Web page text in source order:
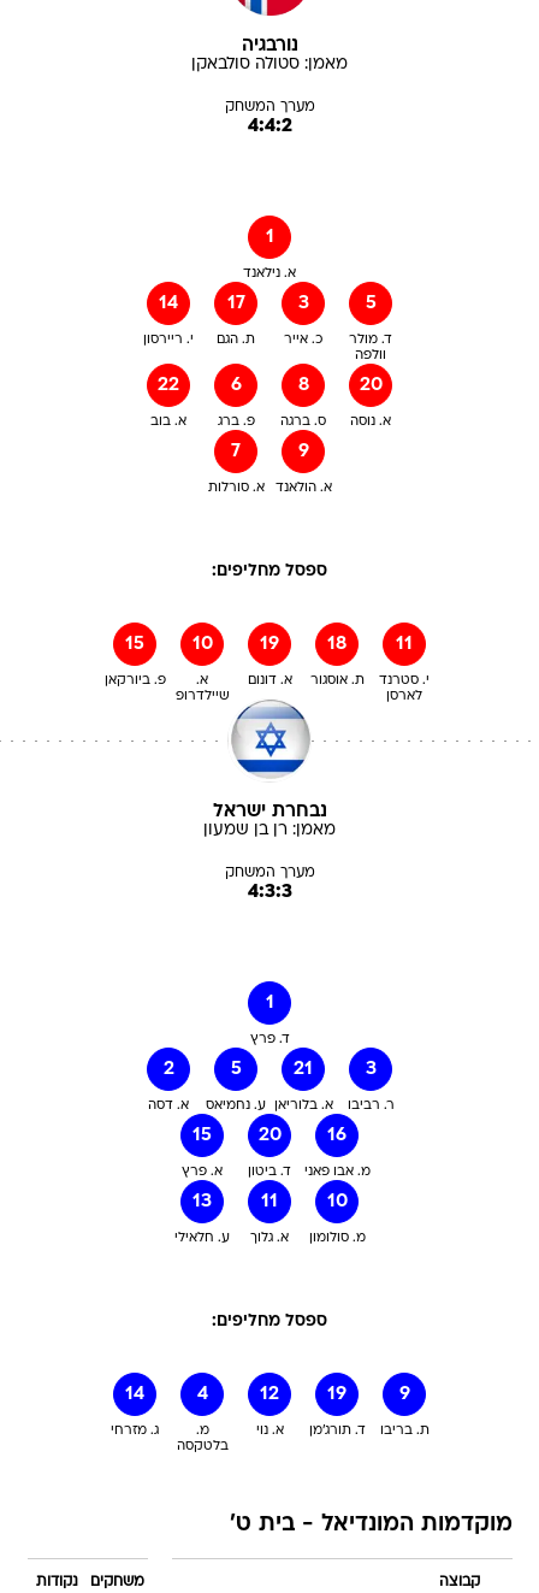
נורבגיה
מאמן: סטולה סולבאקן
מערך המשחק
4:4:2
1
א. נילאנד
14
י. ריירסון
17
ת. הגם
3
כ. אייר
5
ד. מולר
וולפה
22
א. בוב
6
פ. ברג
8
ס. ברגה
20
א. נוסה
7
א. סורלות
9
א. הולאנד
ספסל מחליפים:
15
פ. ביורקאן
10
א.
שיילדרופ
19
א. דונום
18
ת. אוסגור
11
י. סטרנד
לארסן
נבחרת ישראל
מאמן: רן בן שמעון
מערך המשחק
4:3:3
1
ד. פרץ
2
א. דסה
5
ע. נחמיאס
21
א. בלוריאן
3
ר. רביבו
15
א. פרץ
20
ד. ביטון
16
מ. אבו פאני
13
ע. חלאילי
11
א. גלוך
10
מ. סולומון
ספסל מחליפים:
14
ג. מזרחי
4
מ.
בלטקסה
12
א. נוי
19
ד. תורג'מן
9
ת. בריבו
מוקדמות המונדיאל - בית ט'
קבוצה משחקים נקודות